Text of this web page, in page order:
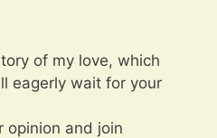
of my love, which
eagerly wait for your
opinion and join